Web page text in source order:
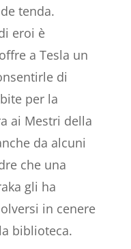
tenda.
eroi è
a Tesla un
di
per la
ai Mestri della
da alcuni
che una
gli ha
in cenere
biblioteca.